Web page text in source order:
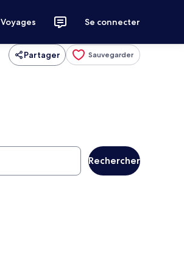
Voyages Se connecter
Partager Sauvegarder
Rechercher